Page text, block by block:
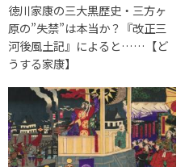
徳川家康の三大黒歴史・三方ヶ
原の”失禁”は本当か？『改正三
河後風土記』によると……【ど
うする家康】